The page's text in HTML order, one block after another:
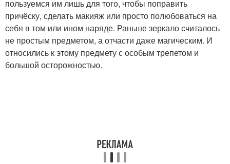
пользуемся им лишь для того, чтобы поправить
причёску, сделать макияж или просто полюбоваться на
себя в том или ином наряде. Раньше зеркало считалось
не простым предметом, а отчасти даже магическим. И
относились к этому предмету с особым трепетом и
большой осторожностью.